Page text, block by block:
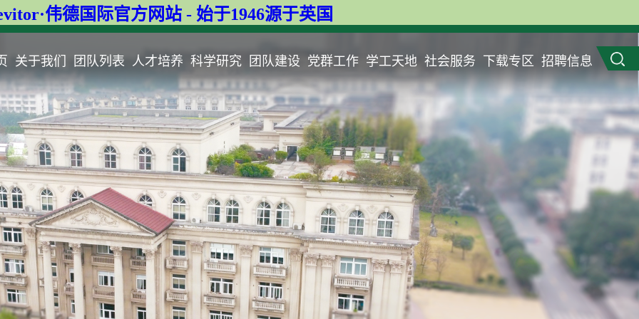
伟德国际官方网站 - 始于1946源于英国
关于我们 团队列表 人才培养 科学研究 团队建设 党群工作 学工天地 社会服务 下载专区 招聘信息